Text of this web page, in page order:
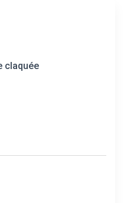
claquée